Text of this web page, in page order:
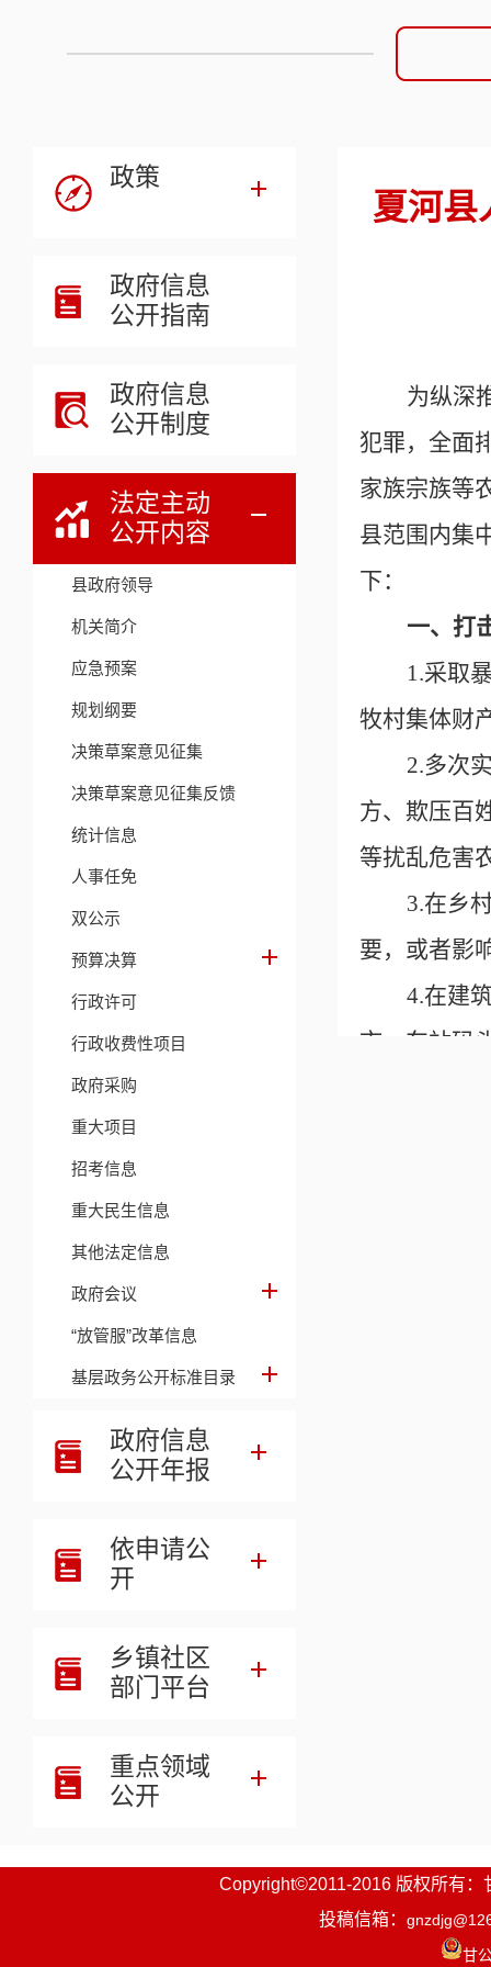
政策
政府信息
公开指南
政府信息
公开制度
法定主动
公开内容
县政府领导
机关简介
应急预案
规划纲要
决策草案意见征集
决策草案意见征集反馈
统计信息
人事任免
双公示
预算决算
行政许可
行政收费性项目
政府采购
重大项目
招考信息
重大民生信息
其他法定信息
政府会议
“放管服”改革信息
基层政务公开标准目录
政府信息
公开年报
依申请公
开
乡镇社区
部门平台
重点领域
公开
夏河县
为纵深
犯罪，全面
家族宗族等
县范围内集
下：
一、打
1.采取
牧村集体财
2.多次
方、欺压百
等扰乱危害
3.在乡
要，或者影
4.在建
市、车站码
问题线
任，不得捏
Copyright©2011-2016 版权所有：
投稿信箱：
甘